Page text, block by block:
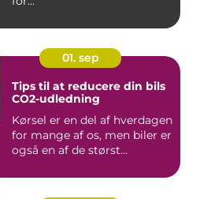
01. sep
Tips til at reducere din bils
CO2-udledning
Kørsel er en del af hverdagen
for mange af os, men biler er
også en af de størst...